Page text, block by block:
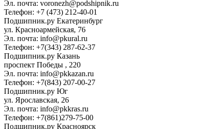
Эл. почта: voronezh@podshipnik.ru
Телефон: +7 (473) 212-40-01
Подшипник.ру Екатеринбург
ул. Красноармейская, 76
Эл. почта: info@pkural.ru
Телефон: +7(343) 287-62-37
Подшипник.ру Казань
проспект Победы , 220
Эл. почта: info@pkkazan.ru
Телефон: +7(843) 207-00-27
Подшипник.ру Юг
ул. Ярославская, 26
Эл. почта: info@pkkras.ru
Телефон: +7(861)279-75-00
Подшипник.ру Красноярск